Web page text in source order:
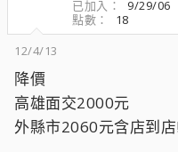
已加入
9/29/06
點數
18
12/4/13
降價
高雄面交2000元
外縣市2060元含店到